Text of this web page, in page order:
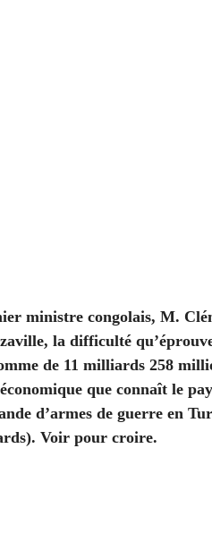
ministre congolais, M.
la difficulté
de 11 milliards 258
que connaît le
d’armes de guerre en
Voir pour croire.